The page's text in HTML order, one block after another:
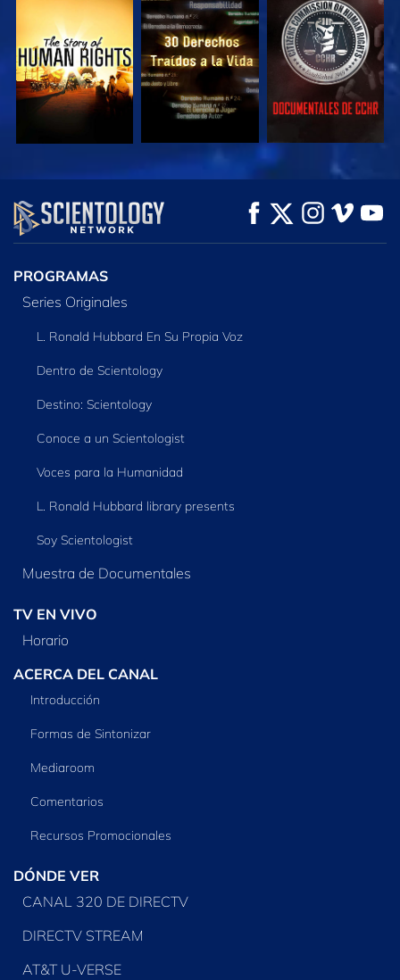
VE VE VE
VE
EXPLORA LAS
SERIES
PROGRAMAS
Series Originales
L. Ronald Hubbard En Su Propia Voz
Dentro de Scientology
Destino: Scientology
Conoce a un Scientologist
Voces para la Humanidad
L. Ronald Hubbard library presents
Soy Scientologist
Muestra de Documentales
TV EN VIVO
Horario
ACERCA DEL CANAL
Introducción
Formas de Sintonizar
Mediaroom
Comentarios
Recursos Promocionales
DÓNDE VER
CANAL 320 DE DIRECTV
DIRECTV STREAM
AT&T U-VERSE